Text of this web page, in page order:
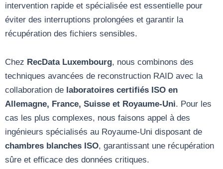
intervention rapide et spécialisée est essentielle pour
éviter des interruptions prolongées et garantir la
récupération des fichiers sensibles.
Chez RecData Luxembourg, nous combinons des
techniques avancées de reconstruction RAID avec la
collaboration de laboratoires certifiés ISO en
Allemagne, France, Suisse et Royaume-Uni. Pour les
cas les plus complexes, nous faisons appel à des
ingénieurs spécialisés au Royaume-Uni disposant de
chambres blanches ISO, garantissant une récupération
sûre et efficace des données critiques.